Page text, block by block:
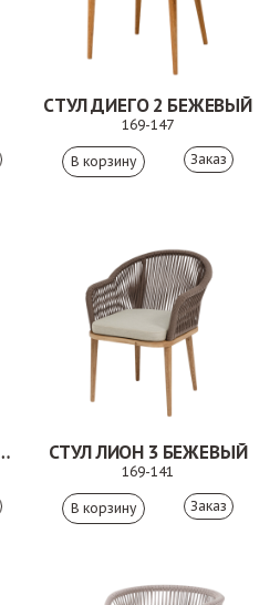
СТУЛ ДИЕГО 2 БЕЖЕВЫЙ
169-147
Заказ
2 БЕЖЕВЫЙ СТУЛ ЛИОН 3 БЕЖЕВЫЙ
169-141
Заказ